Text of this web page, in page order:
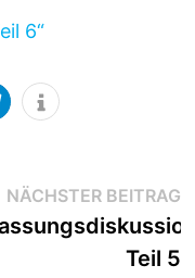
6“
NÄCHSTER BEITRAG
Teil 5